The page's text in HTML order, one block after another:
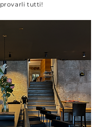
provarli tutti!